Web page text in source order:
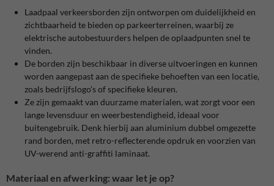
Laadpaal verkeersborden zijn ontworpen om duidelijkheid en
zichtbaarheid te bieden op parkeerterreinen, waarbij ze
elektrische autobestuurders helpen de oplaadpunten snel te
vinden​​.
De borden zijn beschikbaar in diverse uitvoeringen en kunnen
worden aangepast aan de specifieke behoeften van een locatie,
zoals bedrijfslogo's of specifieke kleuren.
Ze zijn gemaakt van duurzame materialen, wat zorgt voor een
lange levensduur en weerbestendigheid, ideaal voor
buitengebruik. Denk hierbij aan aluminium dubbel omgezette
rand borden, met retro-reflecterende opdruk en voorzien van
UV-werend anti-graffiti laminaat.
Materiaal en afwerking: waar let je op?